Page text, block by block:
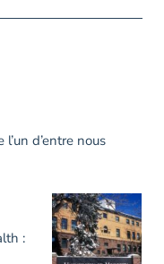
d’entre nous
: